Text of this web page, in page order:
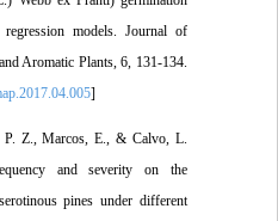
regression models. Journal of
and Aromatic Plants, 6, 131-134.
P. Z., Marcos, E., & Calvo, L.
and severity on the
serotinous pines under different